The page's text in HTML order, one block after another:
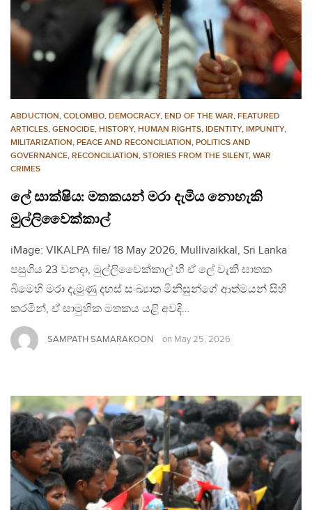
ABDUCTION, COLOMBO, DEMOCRACY, END OF THE WAR, FEATURED
ARTICLES, GENOCIDE, HISTORY, HUMAN RIGHTS, IDENTITY, IMPUNITY,
MILITARIZATION, PEACE AND RECONCILIATION, POLITICS AND
GOVERNANCE, RECONCILIATION, STORIES FROM THE SILENT, WAR
CRIMES
ලේ සාක්ෂිය: මතකයන් මරා දැමිය නොහැකි
මුල්ලිවෛක්කාල්
iMage: VIKALPA file/ 18 May 2026, Mullivaikkal, Sri Lanka
පසුගිය 23 වනදා, මුල්ලිවෛක්කාල් හී ඒ ලේ වැකි ඝාතක
බිමෙහි මරා දැමුණු දහස් සංඛ්‍යාත මිනිසුන්ගේ ආත්මයන් සිහි
කරමින්, ඒ සාමුහික මතකය යළි අවදි…
SAMPATH SAMARAKOON on May 25, 2026